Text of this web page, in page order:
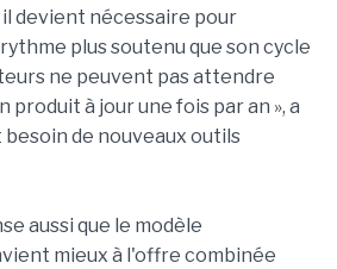
devient nécessaire pour
plus soutenu que son cycle
ne peuvent pas attendre
produit à jour une fois par an », a
besoin de nouveaux outils
aussi que le modèle
mieux à l'offre combinée